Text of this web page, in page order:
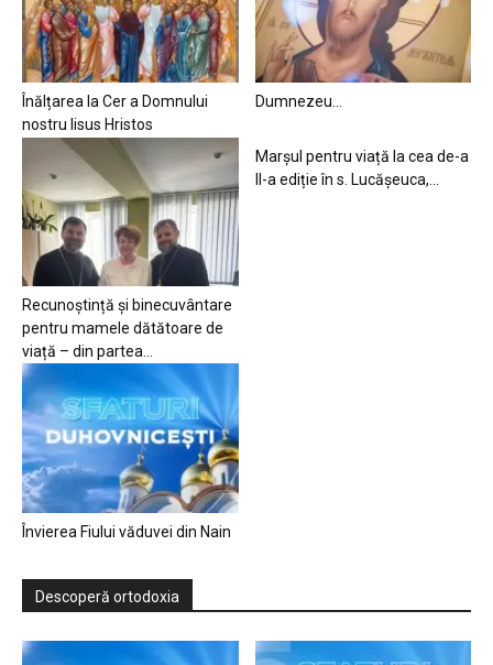
Înălțarea la Cer a Domnului
nostru Iisus Hristos
Dumnezeu…
Recunoștință și binecuvântare
pentru mamele dătătoare de
viață – din partea...
Marșul pentru viață la cea de-a
II-a ediție în s. Lucășeuca,...
Învierea Fiului văduvei din Nain
Descoperă ortodoxia